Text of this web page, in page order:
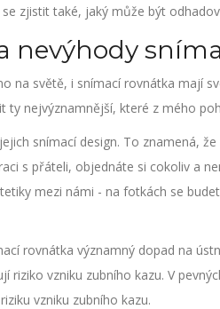
zjistit také, jaký může být
nevýhody
na světě, i snímací rovnátka mají
ty nejvýznamnější, které z mého
snímací design. To znamená,
s přáteli, objednáte si cokoliv a
mezi námi - na fotkách se
rovnátka významný dopad na
riziko vzniku zubního kazu. V
vzniku zubního kazu.